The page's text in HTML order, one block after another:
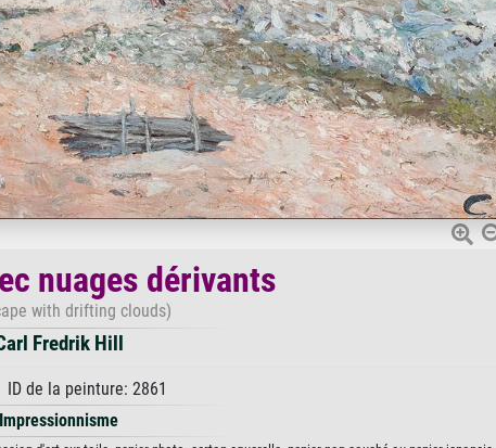
nuages dérivants
with drifting clouds)
Fredrik Hill
ID de la peinture: 2861
Impressionnisme